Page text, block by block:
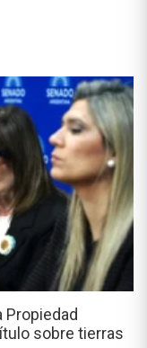
Propiedad
sobre tierras